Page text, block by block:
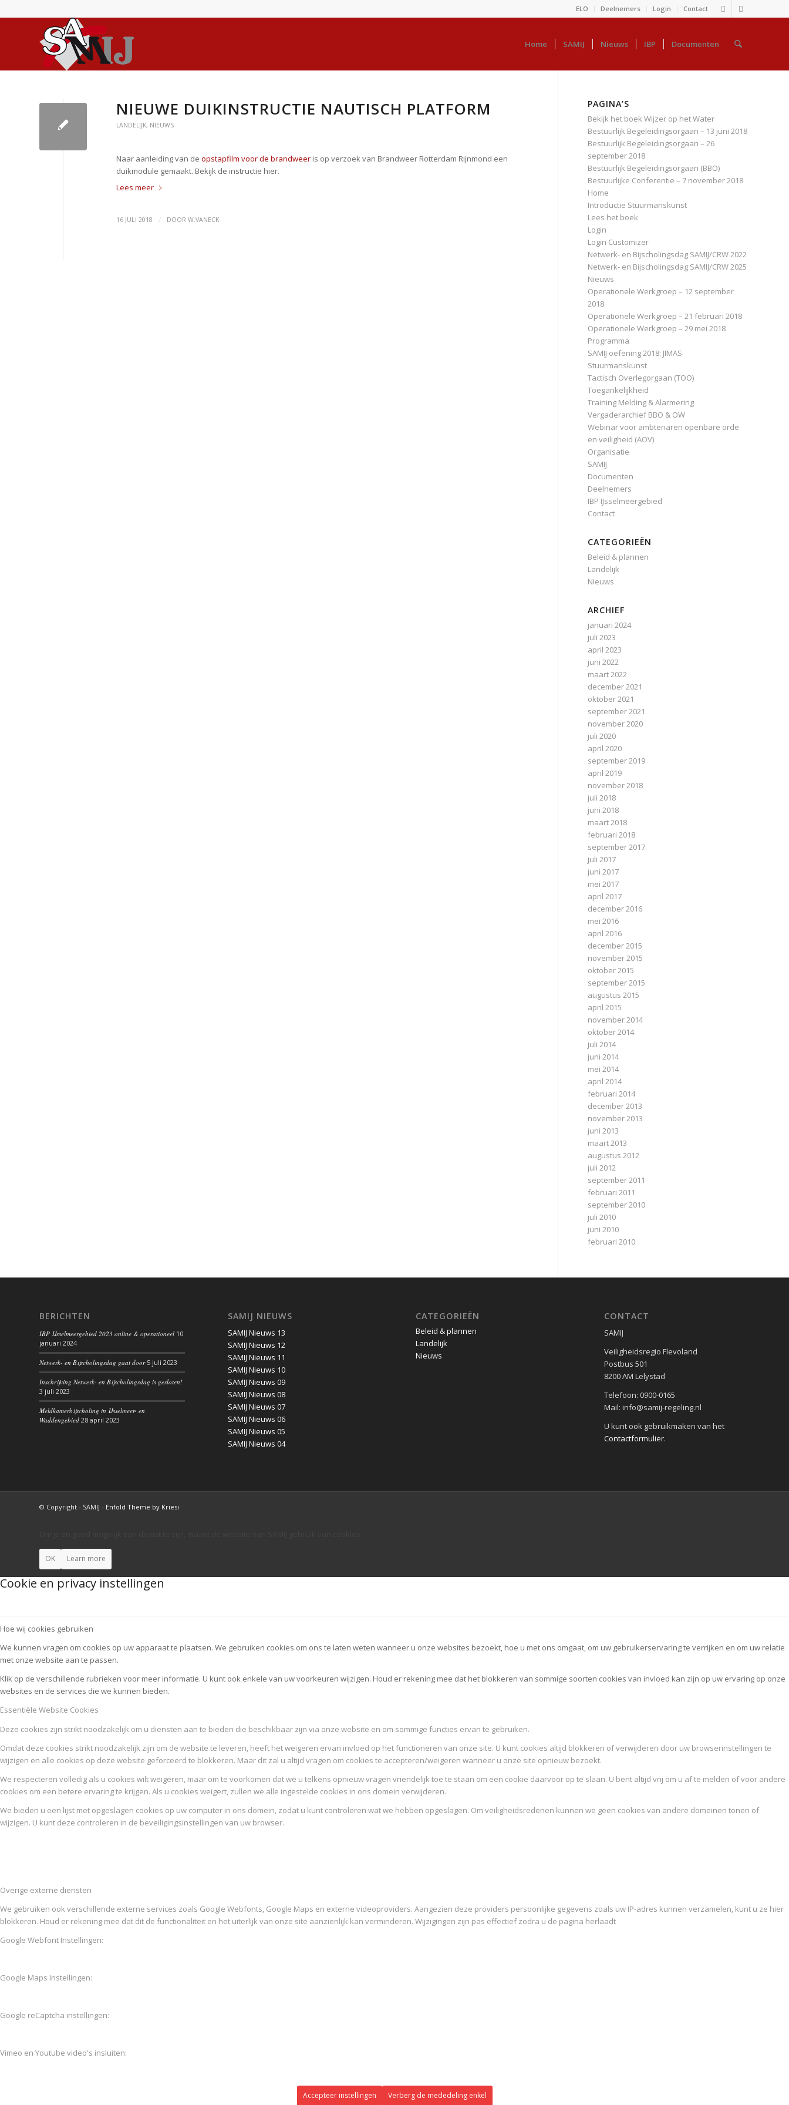
ELO Deelnemers Login Contact
Home SAMIJ Nieuws IBP Documenten
NIEUWE DUIKINSTRUCTIE NAUTISCH PLATFORM
LANDELIJK, NIEUWS
Naar aanleiding van de opstapfilm voor de brandweer is op verzoek van Brandweer Rotterdam Rijnmond een
duikmodule gemaakt. Bekijk de instructie hier.
Lees meer
16 JULI 2018 / DOOR W.VANECK
PAGINA’S
Bekijk het boek Wijzer op het Water
Bestuurlijk Begeleidingsorgaan – 13 juni 2018
Bestuurlijk Begeleidingsorgaan – 26
september 2018
Bestuurlijk Begeleidingsorgaan (BBO)
Bestuurlijke Conferentie – 7 november 2018
Home
Introductie Stuurmanskunst
Lees het boek
Login
Login Customizer
Netwerk- en Bijscholingsdag SAMIJ/CRW 2022
Netwerk- en Bijscholingsdag SAMIJ/CRW 2025
Nieuws
Operationele Werkgroep – 12 september
2018
Operationele Werkgroep – 21 februari 2018
Operationele Werkgroep – 29 mei 2018
Programma
SAMIJ oefening 2018: JIMAS
Stuurmanskunst
Tactisch Overlegorgaan (TOO)
Toegankelijkheid
Training Melding & Alarmering
Vergaderarchief BBO & OW
Webinar voor ambtenaren openbare orde
en veiligheid (AOV)
Organisatie
SAMIJ
Documenten
Deelnemers
IBP IJsselmeergebied
Contact
CATEGORIEËN
Beleid & plannen
Landelijk
Nieuws
ARCHIEF
januari 2024
juli 2023
april 2023
juni 2022
maart 2022
december 2021
oktober 2021
september 2021
november 2020
juli 2020
april 2020
september 2019
april 2019
november 2018
juli 2018
juni 2018
maart 2018
februari 2018
september 2017
juli 2017
juni 2017
mei 2017
april 2017
december 2016
mei 2016
april 2016
december 2015
november 2015
oktober 2015
september 2015
augustus 2015
april 2015
november 2014
oktober 2014
juli 2014
juni 2014
mei 2014
april 2014
februari 2014
december 2013
november 2013
juni 2013
maart 2013
augustus 2012
juli 2012
september 2011
februari 2011
september 2010
juli 2010
juni 2010
februari 2010
BERICHTEN
IBP IJsselmeergebied 2023 online & operationeel 10
januari 2024
Netwerk- en Bijscholingsdag gaat door 5 juli 2023
Inschrijving Netwerk- en Bijscholingsdag is gesloten!
3 juli 2023
Meldkamerbijscholing in IJsselmeer- en
Waddengebied 28 april 2023
SAMIJ NIEUWS
SAMIJ Nieuws 13
SAMIJ Nieuws 12
SAMIJ Nieuws 11
SAMIJ Nieuws 10
SAMIJ Nieuws 09
SAMIJ Nieuws 08
SAMIJ Nieuws 07
SAMIJ Nieuws 06
SAMIJ Nieuws 05
SAMIJ Nieuws 04
CATEGORIEËN
Beleid & plannen
Landelijk
Nieuws
CONTACT
SAMIJ
Veiligheidsregio Flevoland
Postbus 501
8200 AM Lelystad
Telefoon: 0900-0165
Mail: info@samij-regeling.nl
U kunt ook gebruikmaken van het
Contactformulier.
© Copyright - SAMIJ - Enfold Theme by Kriesi
OK Learn more
Cookie en privacy instellingen
Hoe wij cookies gebruiken
We kunnen vragen om cookies op uw apparaat te plaatsen. We gebruiken cookies om ons te laten weten wanneer u onze websites bezoekt, hoe u met ons omgaat, om uw gebruikerservaring te verrijken en om uw relatie
met onze website aan te passen.
Klik op de verschillende rubrieken voor meer informatie. U kunt ook enkele van uw voorkeuren wijzigen. Houd er rekening mee dat het blokkeren van sommige soorten cookies van invloed kan zijn op uw ervaring op onze
websites en de services die we kunnen bieden.
Essentiële Website Cookies
Deze cookies zijn strikt noodzakelijk om u diensten aan te bieden die beschikbaar zijn via onze website en om sommige functies ervan te gebruiken.
Omdat deze cookies strikt noodzakelijk zijn om de website te leveren, heeft het weigeren ervan invloed op het functioneren van onze site. U kunt cookies altijd blokkeren of verwijderen door uw browserinstellingen te
wijzigen en alle cookies op deze website geforceerd te blokkeren. Maar dit zal u altijd vragen om cookies te accepteren/weigeren wanneer u onze site opnieuw bezoekt.
We respecteren volledig als u cookies wilt weigeren, maar om te voorkomen dat we u telkens opnieuw vragen vriendelijk toe te staan om een cookie daarvoor op te slaan. U bent altijd vrij om u af te melden of voor andere
cookies om een betere ervaring te krijgen. Als u cookies weigert, zullen we alle ingestelde cookies in ons domein verwijderen.
We bieden u een lijst met opgeslagen cookies op uw computer in ons domein, zodat u kunt controleren wat we hebben opgeslagen. Om veiligheidsredenen kunnen we geen cookies van andere domeinen tonen of
wijzigen. U kunt deze controleren in de beveiligingsinstellingen van uw browser.
Overige externe diensten
We gebruiken ook verschillende externe services zoals Google Webfonts, Google Maps en externe videoproviders. Aangezien deze providers persoonlijke gegevens zoals uw IP-adres kunnen verzamelen, kunt u ze hier
blokkeren. Houd er rekening mee dat dit de functionaliteit en het uiterlijk van onze site aanzienlijk kan verminderen. Wijzigingen zijn pas effectief zodra u de pagina herlaadt
Google Webfont Instellingen:
Google Maps Instellingen:
Google reCaptcha instellingen:
Vimeo en Youtube video's insluiten:
Accepteer instellingen Verberg de mededeling enkel